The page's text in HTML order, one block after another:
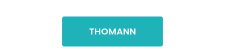
THOMANN